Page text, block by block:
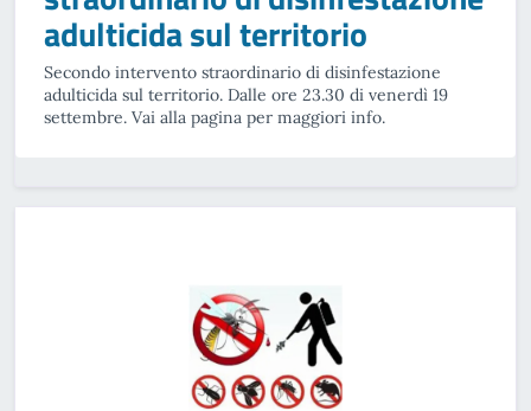
adulticida sul territorio
Secondo intervento straordinario di disinfestazione
adulticida sul territorio. Dalle ore 23.30 di venerdì 19
settembre. Vai alla pagina per maggiori info.